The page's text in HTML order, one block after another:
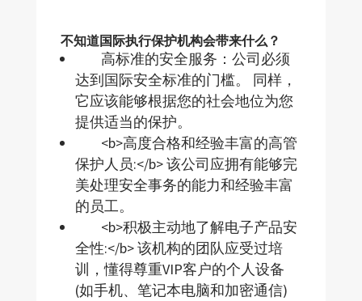
不知道国际执行保护机构会带来什么？
高标准的安全服务：公司必须
达到国际安全标准的门槛。 同样，
它应该能够根据您的社会地位为您
提供适当的保护。
<b>高度合格和经验丰富的高管
保护人员:</b> 该公司应拥有能够完
美处理安全事务的能力和经验丰富
的员工。
<b>积极主动地了解电子产品安
全性:</b> 该机构的团队应受过培
训，懂得尊重VIP客户的个人设备
(如手机、笔记本电脑和加密通信)